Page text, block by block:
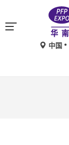
中国